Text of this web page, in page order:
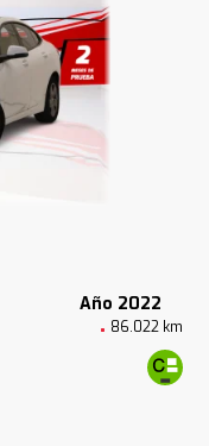
Año 2022
86.022 km